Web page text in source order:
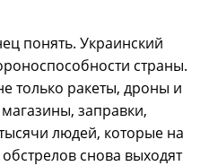
понять. Украинский
страны.
только ракеты, дроны и
заправки,
людей, которые на
снова выходят